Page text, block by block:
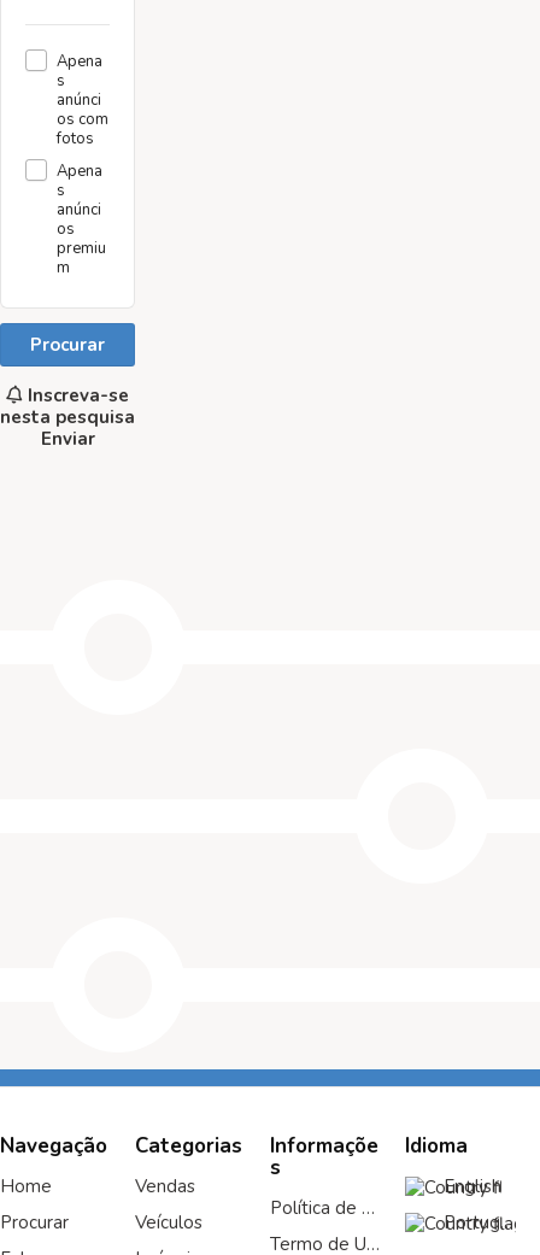
Apena
s
anúnci
os com
fotos
Apena
s
anúnci
os
premiu
m
Procurar
Inscreva-se
nesta pesquisa
Enviar
Navegação
Home
Procurar
Categorias
Vendas
Veículos
Informaçõe
s
Política de Privacidade
Termo de Uso
Idioma
English‎
Portuguese‎